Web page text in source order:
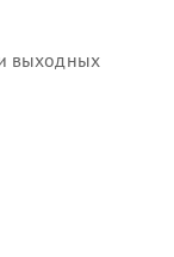
выходных